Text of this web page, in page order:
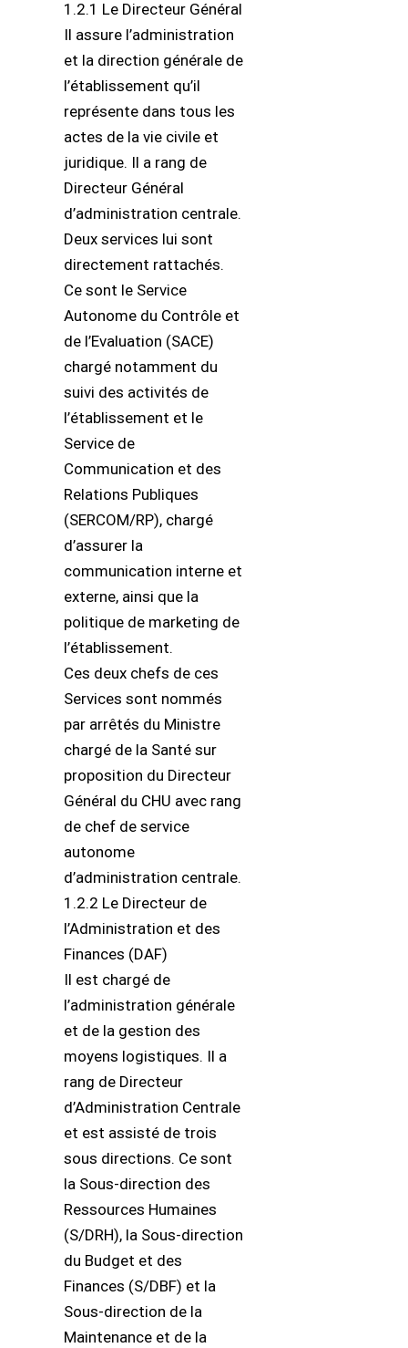
1.2.1 Le Directeur Général
Il assure l’administration
et la direction générale de
l’établissement qu’il
représente dans tous les
actes de la vie civile et
juridique. Il a rang de
Directeur Général
d’administration centrale.
Deux services lui sont
directement rattachés.
Ce sont le Service
Autonome du Contrôle et
de l’Evaluation (SACE)
chargé notamment du
suivi des activités de
l’établissement et le
Service de
Communication et des
Relations Publiques
(SERCOM/RP), chargé
d’assurer la
communication interne et
externe, ainsi que la
politique de marketing de
l’établissement.
Ces deux chefs de ces
Services sont nommés
par arrêtés du Ministre
chargé de la Santé sur
proposition du Directeur
Général du CHU avec rang
de chef de service
autonome
d’administration centrale.
1.2.2 Le Directeur de
l’Administration et des
Finances (DAF)
Il est chargé de
l’administration générale
et de la gestion des
moyens logistiques. Il a
rang de Directeur
d’Administration Centrale
et est assisté de trois
sous directions. Ce sont
la Sous-direction des
Ressources Humaines
(S/DRH), la Sous-direction
du Budget et des
Finances (S/DBF) et la
Sous-direction de la
Maintenance et de la